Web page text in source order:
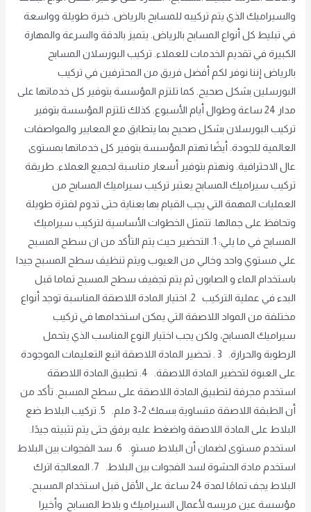
والسيراميك الذي يتم تركيبه للمسابح بالرياض. خبرة طويلة وواسعة
في تبليط كل أنواع المسابح بالرياض. يتميز بالدقة والسرعة والمهارة
الكبيرة في تقديم الخدمات للعملاء. تركيب البورسلان المسابح
بالرياض إننا نوفر لكم أفضل فريق من المحترفين في تركيب
البورسلين بشكل صحيح. كما تلتزم المؤسسة بتوفير كل خدماتها على
مدار 24 ساعة وطوال أيام الأسبوع. كذلك تلتزم المؤسسة بتوفير
تركيب البورسلان بشكل صحيح بما يتطابق مع المعايير والمواصفات
العالمية للجودة. أيضًا تهتم المؤسسة بتوفير كل خدماتها بمستوى
عال الاحترافية. ونهتم بتوفير أسعار مناسبة لجميع العملاء. طريقة
تركيب سيراميك المسابح يعتبر تركيب سيراميك المسابح من
العمليات المهمة التي يجب القيام بها بعناية حتى تدوم لفترة طويلة
وتحافظ على جمالها. تتمثل الخطوات الأساسية لتركيب سيراميك
المسابح في ما يلي: 1. التحضير حيث يتم التأكد من ان سطح المسبح
علي مستوي واحد وخالي من العيوب ويتم تنظيف سطح المسبح جيدا
باستخدام الماء و الصابون ثم يتم تجفيف سطح المسبح تماما قبل
البدء في عملية التركيب 2. اختيار المادة اللاصقة المناسبة توجد أنواع
مختلفة من المواد اللاصقة التي يمكن استخدامها في تركيب
سيراميك المسابح، ولكن يجب اختيار النوع المناسب الذي يتحمل
الرطوبة والحرارة. 3 . تحضير المادة اللاصقة اتبع التعليمات الموجودة
على العبوة لتحضير المادة اللاصقة. 4. تطبيق المادة اللاصقة
استخدم مجرفة لتطبيق المادة اللاصقة على سطح المسبح. تأكد من
أن الطبقة اللاصقة متساوية بسمك 2-3 ملم. 5. تركيب البلاط ضع
البلاط على المادة اللاصقة واضغط عليه برفق حتى يتم تثبيته جيدًا.
استخدم مستوى لضمان أن البلاط مستوٍ. 6. سد الفجوات بين البلاط
استخدم مادة الحشوة لسد الفجوات بين البلاط. 7. المعالجة اترك
البلاط يجف تمامًا لمدة 24 ساعة على الأقل قبل استخدام المسبح.
مؤسسة عين مريسه لأعمال السيراميك و بلاط المسابح وأخيرا